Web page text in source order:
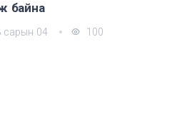
байна
сарын 04 100